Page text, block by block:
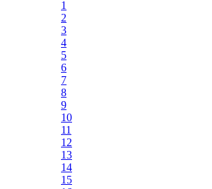
1
2
3
4
5
6
7
8
9
10
11
12
13
14
15